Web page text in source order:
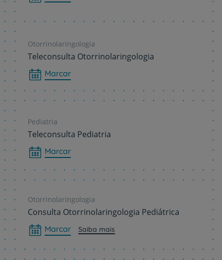
Otorrinolaringologia
Teleconsulta Otorrinolaringologia
Marcar
Pediatria
Teleconsulta Pediatria
Marcar
Otorrinolaringologia
Consulta Otorrinolaringologia Pediátrica
Marcar Saiba mais